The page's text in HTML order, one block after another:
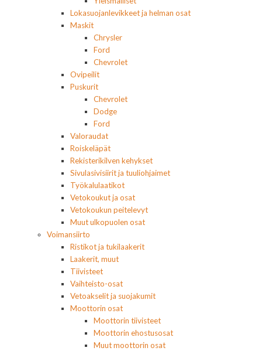
Lokasuojanlevikkeet ja helman osat
Maskit
Chrysler
Ford
Chevrolet
Ovipeilit
Puskurit
Chevrolet
Dodge
Ford
Valoraudat
Roiskeläpät
Rekisterikilven kehykset
Sivulasivisiirit ja tuuliohjaimet
Työkalulaatikot
Vetokoukut ja osat
Vetokoukun peitelevyt
Muut ulkopuolen osat
Voimansiirto
Ristikot ja tukilaakerit
Laakerit, muut
Tiivisteet
Vaihteisto-osat
Vetoakselit ja suojakumit
Moottorin osat
Moottorin tiivisteet
Moottorin ehostusosat
Muut moottorin osat